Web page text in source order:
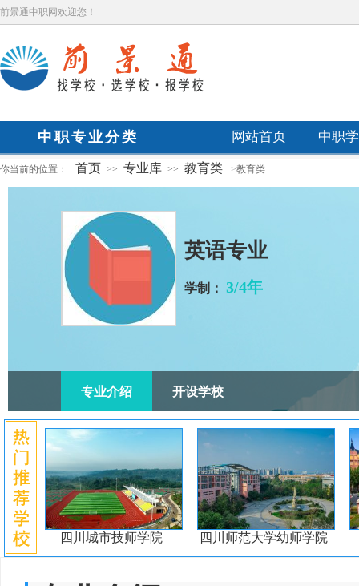
前景通中职网欢迎您！
中职专业分类 网站首页 中职
你当前的位置： 首页 >> 专业库 >> 教育类 >教育类
英语专业
学制： 3/4年
专业介绍 开设学校
四川城市技师学院 四川师范大学幼师学院